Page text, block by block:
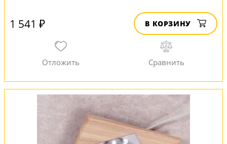
1 541 ₽ В КОРЗИНУ